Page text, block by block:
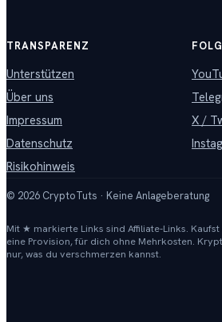
TRANSPARENZ
Unterstützen
Über uns
Impressum
Datenschutz
Risikohinweis
X /
© 2026 CryptoTuts · Keine Anlageberatung
Mit ★ markierte Links sind Affiliate-Links.
eine Provision, für dich ohne Mehrkosten.
nur, was du verschmerzen kannst.